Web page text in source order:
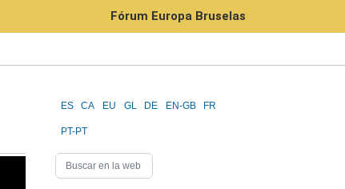
Fórum Europa Bruselas
ES CA EU GL DE EN-GB FR
PT-PT